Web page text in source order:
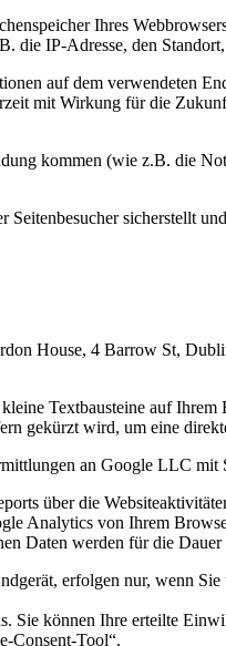
Ihres
die IP-Adresse, den
auf dem verwendeten
mit Wirkung für die
kommen (wie z.B. die
sicherstellt
House, 4 Barrow St,
Textbausteine auf
gekürzt wird, um eine
an Google LLC
über die
Analytics von Ihrem
Daten werden für die
erfolgen nur, wenn
Sie können Ihre erteilte
Consent-Tool“.